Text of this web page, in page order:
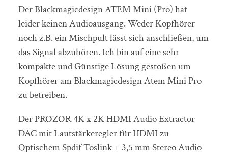
Der Blackmagicdesign ATEM Mini (Pro) hat
leider keinen Audioausgang. Weder Kopfhörer
noch z.B. ein Mischpult lässt sich anschließen, um
das Signal abzuhören. Ich bin auf eine sehr
kompakte und Günstige Lösung gestoßen um
Kopfhörer am Blackmagicdesign Atem Mini Pro
zu betreiben.
Der PROZOR 4K x 2K HDMI Audio Extractor
DAC mit Lautstärkeregler für HDMI zu
Optischem Spdif Toslink + 3,5 mm Stereo Audio